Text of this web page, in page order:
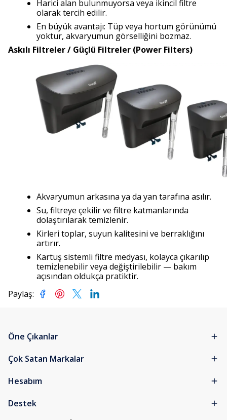
Harici alan bulunmuyorsa veya ikincil filtre
olarak tercih edilir.
En büyük avantajı: Tüp veya hortum görünümü
yoktur, akvaryumun görselliğini bozmaz.
Askılı Filtreler / Güçlü Filtreler (Power Filters)
Akvaryumun arkasına ya da yan tarafına asılır.
Su, filtreye çekilir ve filtre katmanlarında
dolaştırılarak temizlenir.
Kirleri toplar, suyun kalitesini ve berraklığını
artırır.
Kartuş sistemli filtre medyası, kolayca çıkarılıp
temizlenebilir veya değiştirilebilir — bakım
açısından oldukça pratiktir.
Paylaş:
Öne Çıkanlar
Çok Satan Markalar
Hesabım
Destek